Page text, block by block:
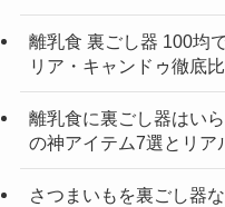
離乳食 裏ごし器 100均
リア・キャンドゥ徹底
離乳食に裏ごし器はい
の神アイテム7選とリア
さつまいもを裏ごし器